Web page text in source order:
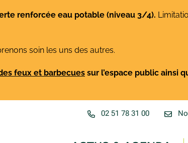
renforcée eau potable (niveau 3/4).
soin les uns des autres.
feux et barbecues sur l’espace public ainsi
02 51 78 31 00